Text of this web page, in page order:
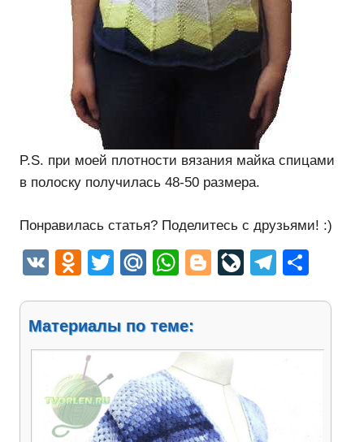
P.S. при моей плотности вязания майка спицами
в полоску получилась 48-50 размера.
Понравилась статья? Поделитесь с друзьями! :)
VK Odnoklassniki
Twitter
Mail.Ru
WhatsApp
Blogger
Материалы по теме: